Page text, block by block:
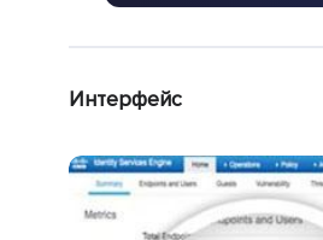
Интерфейс